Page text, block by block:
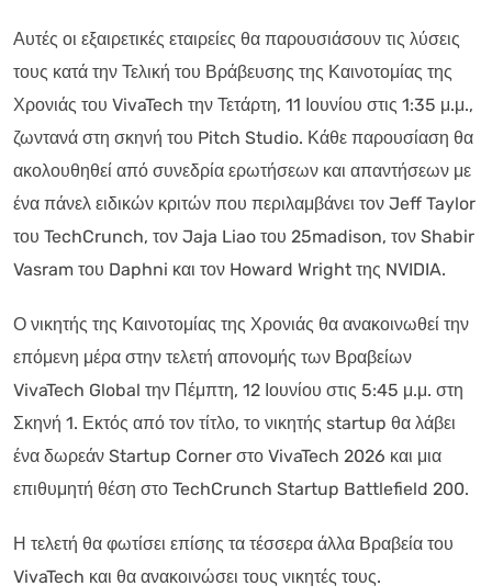
Αυτές οι εξαιρετικές εταιρείες θα παρουσιάσουν τις λύσεις
τους κατά την Τελική του Βράβευσης της Καινοτομίας της
Χρονιάς του VivaTech την Τετάρτη, 11 Ιουνίου στις 1:35 μ.μ.,
ζωντανά στη σκηνή του Pitch Studio. Κάθε παρουσίαση θα
ακολουθηθεί από συνεδρία ερωτήσεων και απαντήσεων με
ένα πάνελ ειδικών κριτών που περιλαμβάνει τον Jeff Taylor
του TechCrunch, τον Jaja Liao του 25madison, τον Shabir
Vasram του Daphni και τον Howard Wright της NVIDIA.
Ο νικητής της Καινοτομίας της Χρονιάς θα ανακοινωθεί την
επόμενη μέρα στην τελετή απονομής των Βραβείων
VivaTech Global την Πέμπτη, 12 Ιουνίου στις 5:45 μ.μ. στη
Σκηνή 1. Εκτός από τον τίτλο, το νικητής startup θα λάβει
ένα δωρεάν Startup Corner στο VivaTech 2026 και μια
επιθυμητή θέση στο TechCrunch Startup Battlefield 200.
Η τελετή θα φωτίσει επίσης τα τέσσερα άλλα Βραβεία του
VivaTech και θα ανακοινώσει τους νικητές τους.